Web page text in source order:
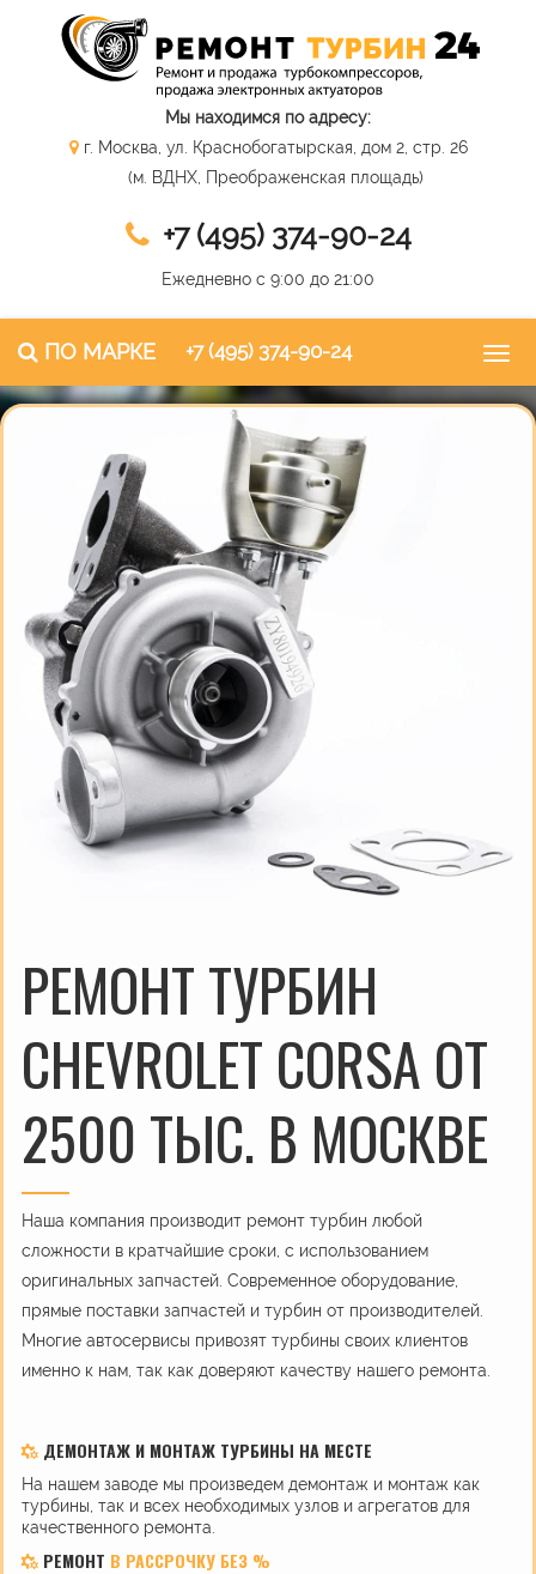
Мы находимся по адресу:
г. Москва, ул. Краснобогатырская, дом 2, стр. 26
(м. ВДНХ, Преображенская площадь)
+7 (495) 374-90-24
Ежедневно с 9:00 до 21:00
ПО МАРКЕ +7 (495) 374-90-24
РЕМОНТ ТУРБИН
CHEVROLET CORSA ОТ
2500 ТЫС. В МОСКВЕ
Наша компания производит ремонт турбин любой
сложности в кратчайшие сроки, с использованием
оригинальных запчастей. Современное оборудование,
прямые поставки запчастей и турбин от производителей.
Многие автосервисы привозят турбины своих клиентов
именно к нам, так как доверяют качеству нашего ремонта.
ДЕМОНТАЖ И МОНТАЖ ТУРБИНЫ НА МЕСТЕ
На нашем заводе мы произведем демонтаж и монтаж как
турбины, так и всех необходимых узлов и агрегатов для
качественного ремонта.
РЕМОНТ В РАССРОЧКУ БЕЗ %